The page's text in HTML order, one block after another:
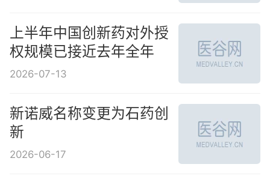
上半年中国创新药对外授
权规模已接近去年全年
2026-07-13
新诺威名称变更为石药创
新
2026-06-17